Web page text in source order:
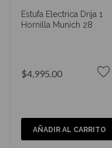
Estufa Electrica Drija 1
Hornilla Munich 28
$4,995.00
AÑADIR AL CARRITO